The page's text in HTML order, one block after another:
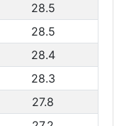
28.5
28.5
28.4
28.3
27.8